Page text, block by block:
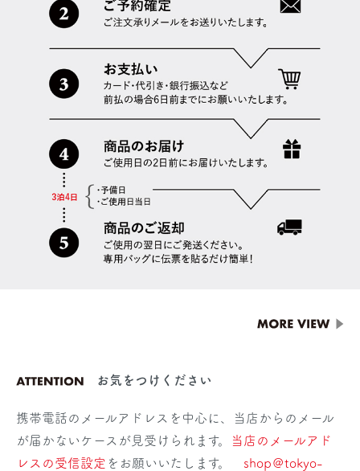
お気をつけください
携帯電話のメールアドレスを中心に、当店からのメール
が届かないケースが見受けられます。
当店のメールアド
レスの受信設定 をお願いいたします。 shop＠tokyo-